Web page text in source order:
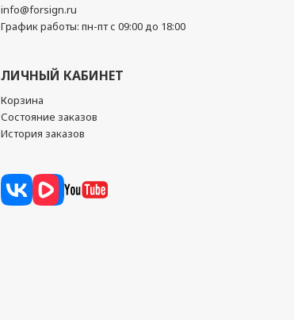
info@forsign.ru
График работы: пн-пт с 09:00 до 18:00
ЛИЧНЫЙ КАБИНЕТ
Корзина
Состояние заказов
История заказов